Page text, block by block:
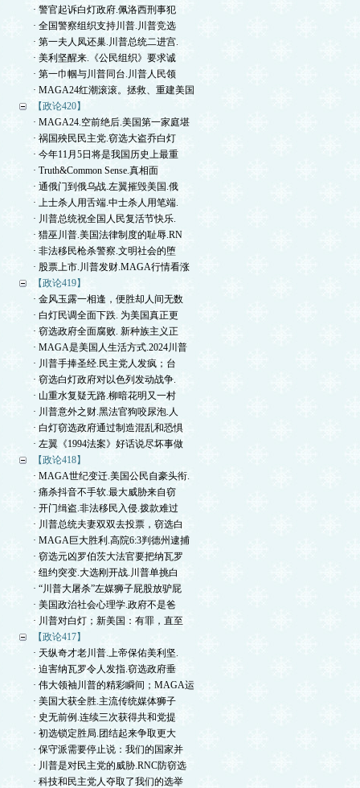
· 警官起诉白灯政府.佩洛西刑事犯
· 全国警察组织支持川普.川普竞选
· 第一夫人凤还巢.川普总统二进宫.
· 美利坚醒来.《公民组织》要求诚
· 第一巾帼与川普同台.川普人民领
· MAGA24红潮滚滚。拯救、重建美国
【政论420】
· MAGA24.空前绝后.美国第一家庭堪
· 祸国殃民民主党.窃选大盗乔白灯
· 今年11月5日将是我国历史上最重
· Truth&Common Sense.真相面
· 通俄门到俄乌战.左翼摧毁美国.俄
· 上士杀人用舌端.中士杀人用笔端.
· 川普总统祝全国人民复活节快乐.
· 猎巫川普.美国法律制度的耻辱.RN
· 非法移民枪杀警察.文明社会的堕
· 股票上市.川普发财.MAGA行情看涨
【政论419】
· 金风玉露一相逢，便胜却人间无数
· 白灯民调全面下跌. 为美国真正更
· 窃选政府全面腐败. 新种族主义正
· MAGA是美国人生活方式.2024川普
· 川普手捧圣经.民主党人发疯；台
· 窃选白灯政府对以色列发动战争.
· 山重水复疑无路.柳暗花明又一村
· 川普意外之财.黑法官狗咬尿泡.人
· 白灯窃选政府通过制造混乱和恐惧
· 左翼《1994法案》好话说尽坏事做
【政论418】
· MAGA世纪变迁.美国公民自豪头衔.
· 痛杀抖音不手软.最大威胁来自窃
· 开门缉盗.非法移民入侵.拨款难过
· 川普总统夫妻双双去投票，窃选白
· MAGA巨大胜利.高院6:3判德州逮捕
· 窃选元凶罗伯茨大法官要把纳瓦罗
· 纽约突变.大选刚开战.川普单挑白
· “川普大屠杀”左媒狮子屁股放驴屁
· 美国政治社会心理学.政府不是爸
· 川普对白灯；新美国：有罪，直至
【政论417】
· 天纵奇才老川普.上帝保佑美利坚.
· 迫害纳瓦罗令人发指.窃选政府垂
· 伟大领袖川普的精彩瞬间；MAGA运
· 美国大获全胜.主流传统媒体狮子
· 史无前例.连续三次获得共和党提
· 初选锁定胜局.团结起来争取更大
· 保守派需要停止说：我们的国家并
· 川普是对民主党的威胁.RNC防窃选
· 科技和民主党人夺取了我们的选举